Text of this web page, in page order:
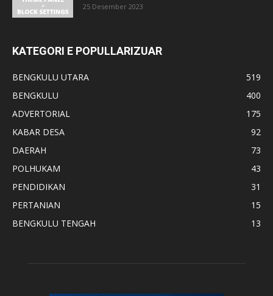
25 Desember 2023
KATEGORI E POPULLARIZUAR
BENGKULU UTARA
519
BENGKULU
400
ADVERTORIAL
175
KABAR DESA
92
DAERAH
73
POLHUKAM
43
PENDIDIKAN
31
PERTANIAN
15
BENGKULU TENGAH
13